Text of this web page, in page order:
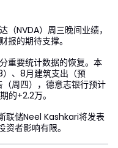
NVDA）周三晚间业绩，
报的期待支撑。
重要统计数据的恢复。本
、8月建筑支出（预
周四），德意志银行预计
的+2.2万。
联储Neel Kashkari将发表
者影响有限。